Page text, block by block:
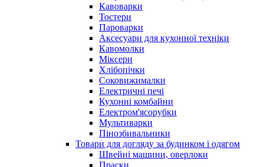
Кавоварки
Тостери
Пароварки
Аксесуари для кухонної техніки
Кавомолки
Міксери
Хлібопічки
Соковижималки
Електричні печі
Кухонні комбайни
Електром'ясорубки
Мультиварки
Пінозбивальники
Товари для догляду за будинком і одягом
Швейні машини, оверлоки
Праски